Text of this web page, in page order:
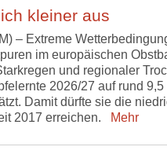
kleiner aus
– Extreme
im europäischen
und regionaler
2026/27 auf rund 9,5
Damit dürfte sie die
2017 erreichen.
Mehr